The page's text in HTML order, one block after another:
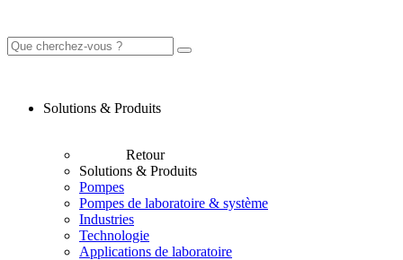
Solutions & Produits
Retour
Solutions & Produits
Pompes
Pompes de laboratoire & système
Industries
Technologie
Applications de laboratoire